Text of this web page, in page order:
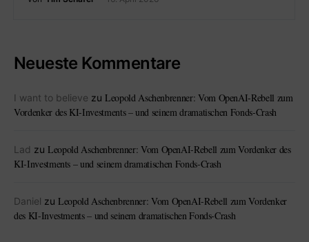
Neueste Kommentare
I want to believe zu Leopold Aschenbrenner: Vom OpenAI-Rebell zum
Vordenker des KI-Investments – und seinem dramatischen Fonds-Crash
Lad zu Leopold Aschenbrenner: Vom OpenAI-Rebell zum Vordenker des
KI-Investments – und seinem dramatischen Fonds-Crash
Daniel zu Leopold Aschenbrenner: Vom OpenAI-Rebell zum Vordenker
des KI-Investments – und seinem dramatischen Fonds-Crash